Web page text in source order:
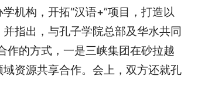
机构，开拓“汉语+”项目，打造以
指出，与孔子学院总部及华水共同
作的方式，一是三峡集团在砂拉越
资源共享合作。会上，双方还就孔